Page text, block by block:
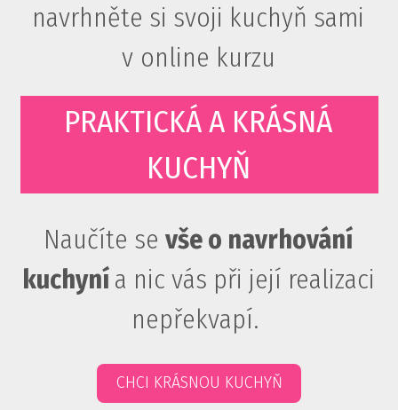
navrhněte si svoji kuchyň sami
v online kurzu
PRAKTICKÁ A KRÁSNÁ
KUCHYŇ
Naučíte sevše o navrhování
kuchynía nic vás při její realizaci
nepřekvapí.
CHCI KRÁSNOU KUCHYŇ